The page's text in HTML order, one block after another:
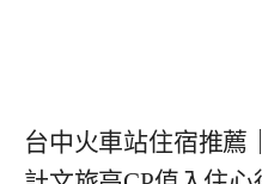
台中火車站住宿推薦